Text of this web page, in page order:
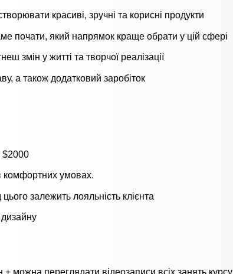
красиві, зручні та корисні продукти
почати, який напрямок краще обрати у цій сфері
змін у житті та творчої реалізації
а також додатковий заробіток
$2000
комфортних умовах.
залежить лояльність клієнта